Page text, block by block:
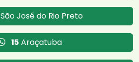
São José do Rio Preto
15 Araçatuba